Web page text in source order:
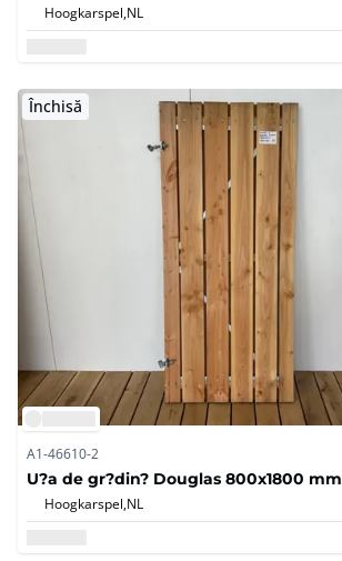
Hoogkarspel,NL
Închisă
A1-46610-2
U?a de gr?din? Douglas 800x1800 mm
Hoogkarspel,NL